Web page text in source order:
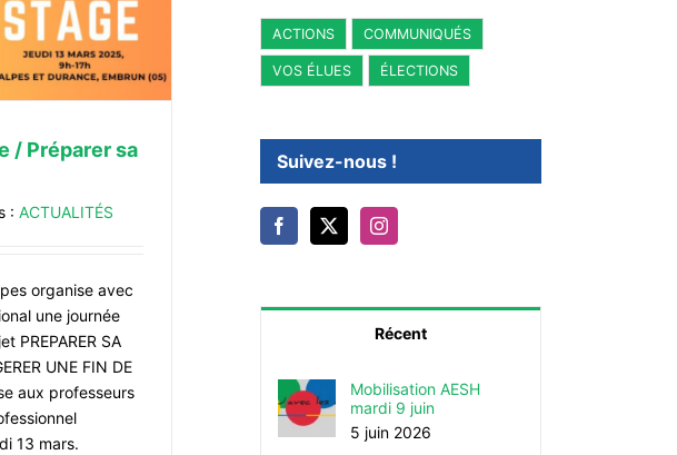
/ Préparer sa
: ACTUALITÉS
organise avec
une journée
PREPARER SA
UNE FIN DE
aux professeurs
13 mars.
ACTIONS COMMUNIQUÉS
VOS ÉLUES ÉLECTIONS
Suivez-nous !
Récent
Mobilisation AESH
mardi 9 juin
5 juin 2026